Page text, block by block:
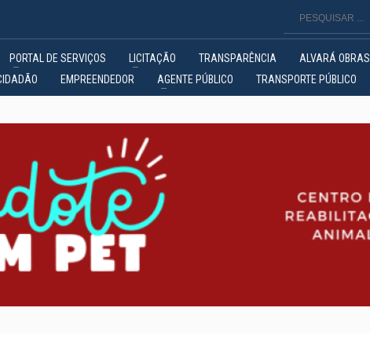
PORTAL DE SERVIÇOS LICITAÇÃO TRANSPARÊNCIA ALVARÁ OBRAS
EMPREENDEDOR AGENTE PÚBLICO TRANSPORTE PÚBLICO